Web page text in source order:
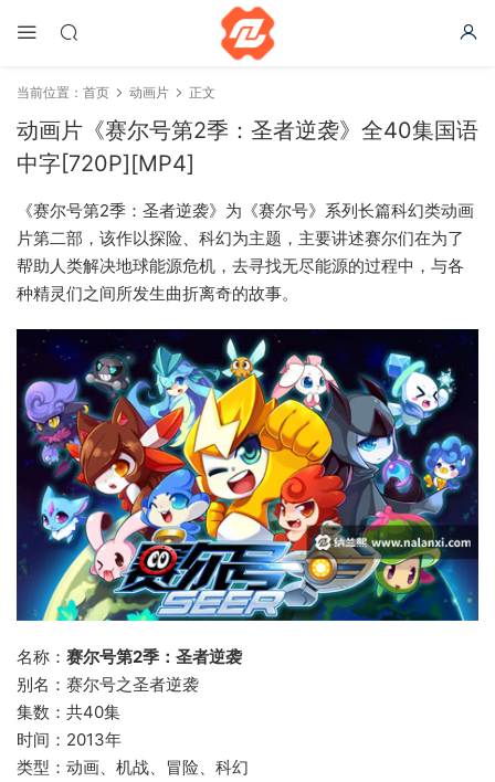
当前位置： 首页 动画片 正文
动画片《赛尔号第2季：圣者逆袭》全40集国语
中字[720P][MP4]
《赛尔号第2季：圣者逆袭》为《赛尔号》系列长篇科幻类动画
片第二部，该作以探险、科幻为主题，主要讲述赛尔们在为了
帮助人类解决地球能源危机，去寻找无尽能源的过程中，与各
种精灵们之间所发生曲折离奇的故事。
名称： 赛尔号第2季：圣者逆袭
别名：赛尔号之圣者逆袭
集数：共40集
时间：2013年
类型：动画、机战、冒险、科幻